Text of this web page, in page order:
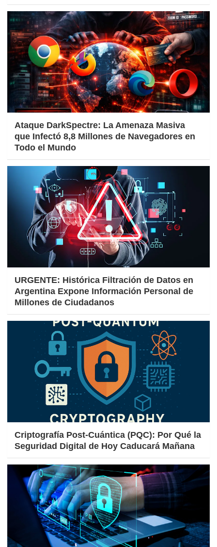
Ataque DarkSpectre: La Amenaza Masiva
que Infectó 8,8 Millones de Navegadores en
Todo el Mundo
URGENTE: Histórica Filtración de Datos en
Argentina Expone Información Personal de
Millones de Ciudadanos
Criptografía Post-Cuántica (PQC): Por Qué la
Seguridad Digital de Hoy Caducará Mañana